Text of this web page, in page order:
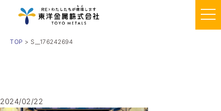
TOP > S__176242694
2024/02/22